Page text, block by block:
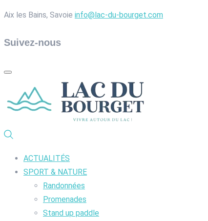
Aix les Bains, Savoie info@lac-du-bourget.com
Suivez-nous
ACTUALITÉS
SPORT & NATURE
Randonnées
Promenades
Stand up paddle